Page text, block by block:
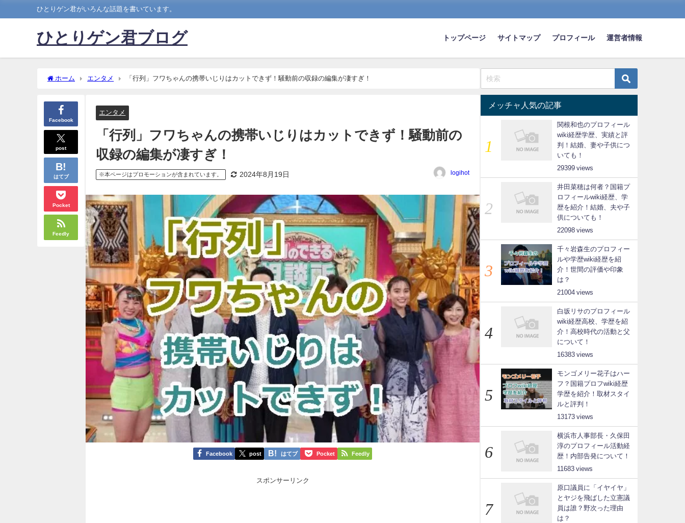
ひとりゲン君がいろんな話題を書いています。
ひとりゲン君ブログ トップページ サイトマップ プロフィール 運営者情報
ホーム エンタメ 「行列」フワちゃんの携帯いじりはカットできず！騒動前の収録の編集が凄すぎ！
Facebook
post
はてブ
Pocket
Feedly
エンタメ
「行列」フワちゃんの携帯いじりはカットできず！騒動前の
収録の編集が凄すぎ！
※本ページはプロモーションが含まれています。 2024年8月19日 logihot
Facebook post はてブ Pocket Feedly
スポンサーリンク
メッチャ人気の記事
関根和也のプロフィール
wiki経歴学歴、実績と評
判！結婚、妻や子供につ
いても！
29399
井田菜穂は何者？国籍プ
ロフィールwiki経歴、学
歴を紹介！結婚、夫や子
供についても！
22098
千々岩森生のプロフィー
ルや学歴wiki経歴を紹
介！世間の評価や印象
は？
21004
白坂リサのプロフィール
wiki経歴高校、学歴を紹
介！高校時代の活動と父
について！
16383
モンゴメリー花子はハー
フ？国籍プロフwiki経歴
学歴を紹介！取材スタイ
ルと評判！
13173
横浜市人事部長・久保田
淳のプロフィール活動経
歴！内部告発について！
11683
原口議員に「イヤイヤ」
とヤジを飛ばした立憲議
員は誰？野次った理由
は？